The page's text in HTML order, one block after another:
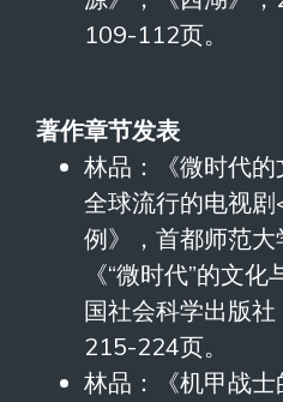
109-112页。
著作章节发表
林品：《微时代
全球流行的电视
例》，首都师范大
《“微时代”的文
国社会科学出版
215-224页。
林品：《机甲战